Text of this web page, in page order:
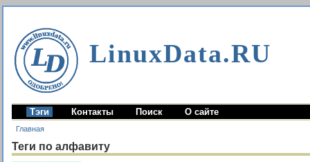
LinuxData.RU
Тэги Контакты Поиск О сайте
Главная
Теги по алфавиту